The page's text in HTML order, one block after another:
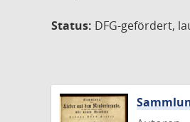
Status: DFG-gefördert,